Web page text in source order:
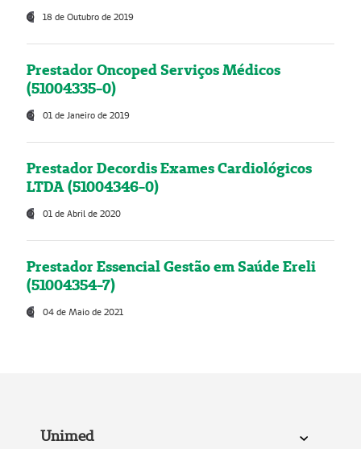
18 de Outubro de 2019
Prestador Oncoped Serviços Médicos
(51004335-0)
01 de Janeiro de 2019
Prestador Decordis Exames Cardiológicos
LTDA (51004346-0)
01 de Abril de 2020
Prestador Essencial Gestão em Saúde Ereli
(51004354-7)
04 de Maio de 2021
Unimed